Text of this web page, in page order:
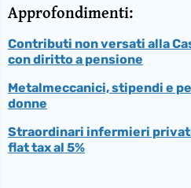
Approfondimenti:
Contributi non versati alla
con diritto a pensione
Metalmeccanici, stipendi e
donne
Straordinari infermieri
flat tax al 5%